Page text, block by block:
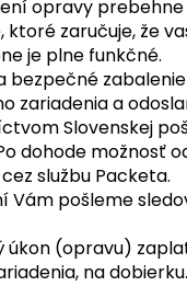
opravy
ktoré zaručuje, že
je plne funkčné.
bezpečné
zariadenia a
Slovenskej
dohode možnosť
službu Packeta.
Vám pošleme
úkon (opravu)
na dobierku.